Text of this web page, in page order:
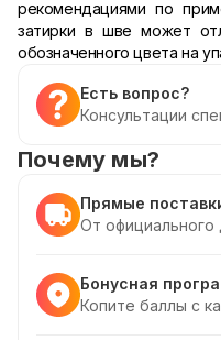
рекомендациями по
затирки в шве может
обозначенного цвета на
Есть вопрос?
Консультации
Почему мы?
Прямые
От
Бонусная
Копите баллы с